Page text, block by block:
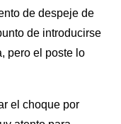
de despeje de
de introducirse
pero el poste lo
el choque por